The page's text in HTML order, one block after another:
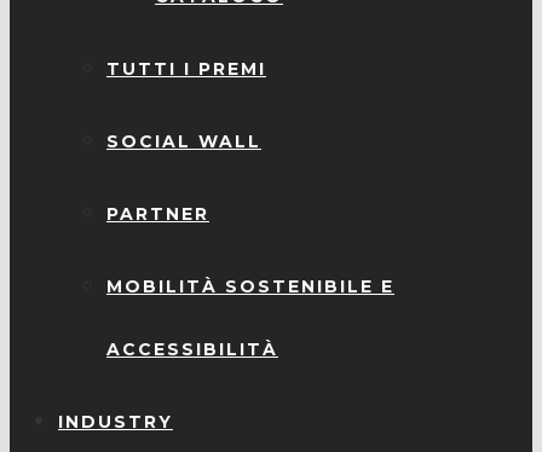
TUTTI I PREMI
SOCIAL WALL
PARTNER
MOBILITÀ SOSTENIBILE E
ACCESSIBILITÀ
INDUSTRY